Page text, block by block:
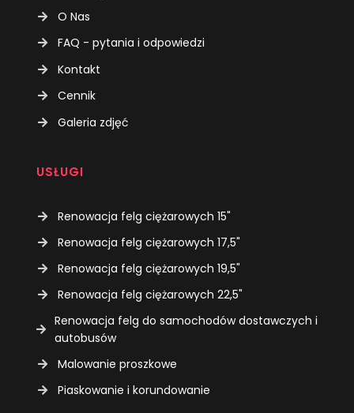
O Nas
FAQ - pytania i odpowiedzi
Kontakt
Cennik
Galeria zdjęć
USŁUGI
Renowacja felg ciężarowych 15"
Renowacja felg ciężarowych 17,5"
Renowacja felg ciężarowych 19,5"
Renowacja felg ciężarowych 22,5"
Renowacja felg do samochodów dostawczych i
autobusów
Malowanie proszkowe
Piaskowanie i korundowanie